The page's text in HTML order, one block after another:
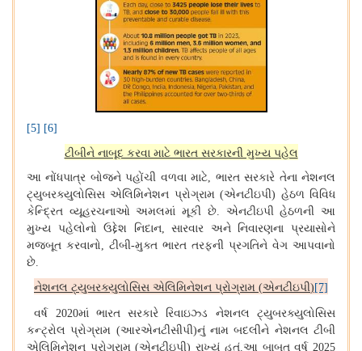
[5] [6]
ટીબીને નાબૂદ કરવા માટે ભારત સરકારની મુખ્ય પહેલ
આ નોંધપાત્ર બોજને પહોંચી વળવા માટે
ભારત સરકારે તેના નેશનલ
ટ્યુબરક્યુલોસિસ એલિમિનેશન પ્રોગ્રામ(એનટીઇપી) હેઠળ વિવિધ
કેન્દ્રિત વ્યૂહરચનાઓ અમલમાં મૂકી છે. એનટીઇપી હેઠળની આ
મુખ્ય પહેલોનો ઉદ્દેશ નિદાન ,સારવાર અને નિવારણના પ્રયાસોને
મજબૂત કરવાનો
ટીબી-મુક્ત ભારત તરફની પ્રગતિને વેગ આપવાનો
છે
નેશનલ ટ્યુબરક્યુલોસિસ એલિમિનેશન પ્રોગ્રામ (એનટીઇપી) [7]
વર્ષ 2020માં ભારત સરકારે રિવાઇઝ્ડ નેશનલ ટ્યુબરક્યુલોસિસ
કન્ટ્રોલ પ્રોગ્રામ (આરએનટીસીપી)નું નામ બદલીને નેશનલ ટીબી
એલિમિનેશન પ્રોગ્રામ(એનટીઇપી)રાખ્યું હતું. આ બાબત વર્ષ 2025